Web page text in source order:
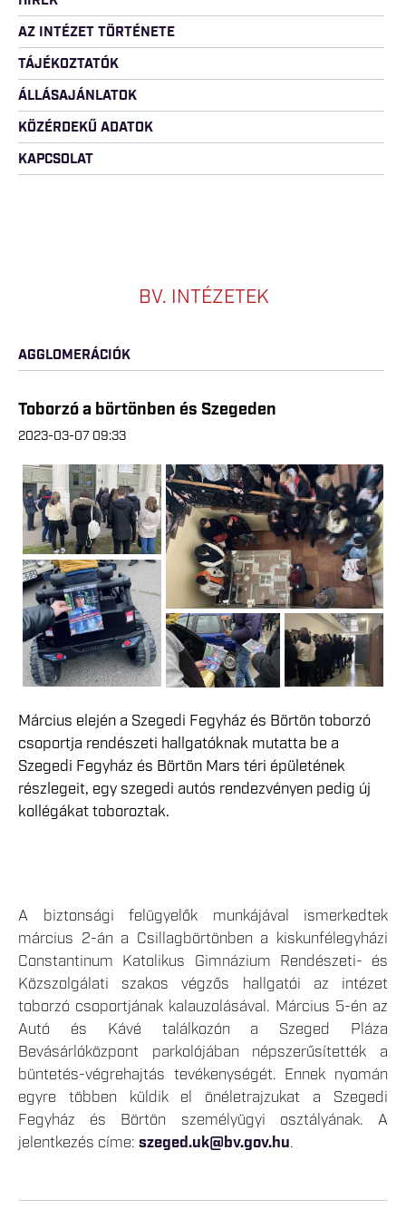
AZ INTÉZET TÖRTÉNETE
TÁJÉKOZTATÓK
ÁLLÁSAJÁNLATOK
KÖZÉRDEKŰ ADATOK
KAPCSOLAT
BV. INTÉZETEK
AGGLOMERÁCIÓK
Toborzó a börtönben és Szegeden
2023-03-07 09:33
Március elején a Szegedi Fegyház és Börtön toborzó
csoportja rendészeti hallgatóknak mutatta be a
Szegedi Fegyház és Börtön Mars téri épületének
részlegeit, egy szegedi autós rendezvényen pedig új
kollégákat toboroztak.
A biztonsági felügyelők munkájával ismerkedtek
március 2-án a Csillagbörtönben a kiskunfélegyházi
Constantinum Katolikus Gimnázium Rendészeti- és
Közszolgálati szakos végzős hallgatói az intézet
toborzó csoportjának kalauzolásával. Március 5-én az
Autó és Kávé találkozón a Szeged Pláza
Bevásárlóközpont parkolójában népszerűsítették a
büntetés-végrehajtás tevékenységét. Ennek nyomán
egyre többen küldik el önéletrajzukat a Szegedi
Fegyház és Börtön személyügyi osztályának. A
jelentkezés címe: szeged.uk@bv.gov.hu.